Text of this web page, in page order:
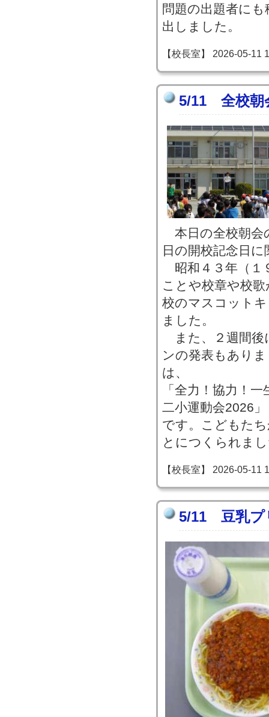
問題の出題者に
出しました。
【校長室】 2026-05-11
5/11 全校朝
本日の全校朝会
日の開校記念日
昭和４３年（１
ことや校章や校
校のマスコット
ました。
また、２週間後
ンの発表もあり
は、
「全力！協力！
二小運動会2026」
です。こどもた
とにつくられま
【校長室】 2026-05-11
5/11 豆乳プ